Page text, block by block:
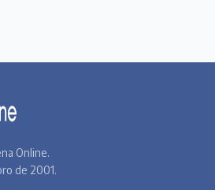
Online.
de 2001.